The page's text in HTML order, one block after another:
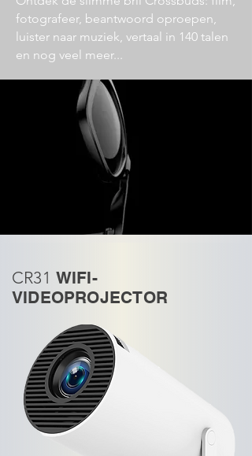
fotografeer, beantwoord oproepen,
luister naar muziek, vertaal in 140 talen
en nog veel meer...
CR31 WIFI-
VIDEOPROJECTOR